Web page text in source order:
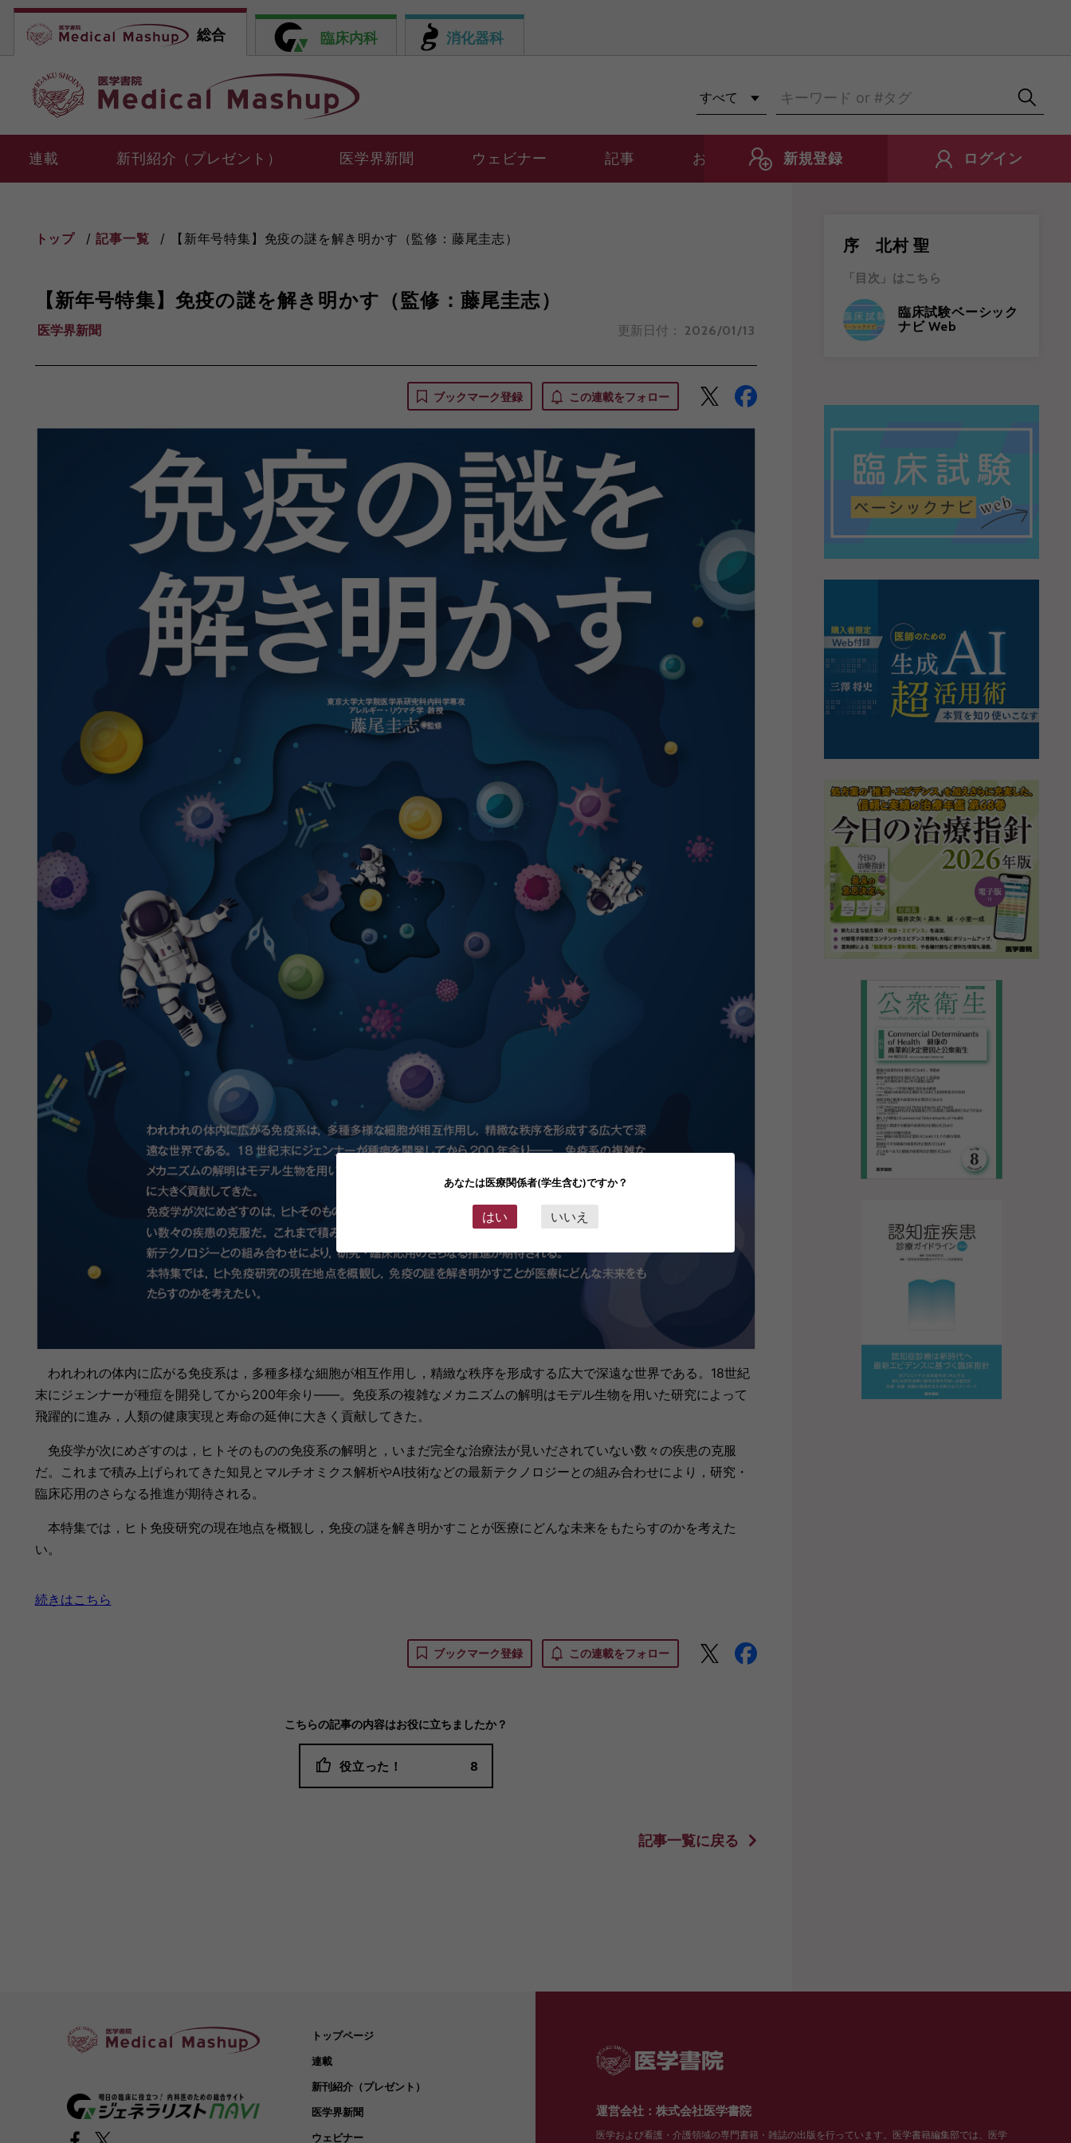
総合 臨床内科 消化器科
連載 新刊紹介（プレゼント） 医学界新聞 ウェビナー 記事 お知らせ 新規登録 ログイン
トップ 記事一覧 【新年号特集】免疫の謎を解き明かす（監修：藤尾圭志）
【新年号特集】免疫の謎を解き明かす（監修：藤尾圭志）
医学界新聞 更新日付： 2026/01/13
ブックマーク登録 この連載をフォロー
われわれの体内に広がる免疫系は，多種多様な細胞が相互作用し，精緻な秩序を形成する広大で深遠な世界である。18世紀
末にジェンナーが種痘を開発してから200年余り――。免疫系の複雑なメカニズムの解明はモデル生物を用いた研究によって
飛躍的に進み，人類の健康実現と寿命の延伸に大きく貢献してきた。
免疫学が次にめざすのは，ヒトそのものの免疫系の解明と，いまだ完全な治療法が見いだされていない数々の疾患の克服
だ。これまで積み上げられてきた知見とマルチオミクス解析やAI技術などの最新テクノロジーとの組み合わせにより，研究・
臨床応用のさらなる推進が期待される。
本特集では，ヒト免疫研究の現在地点を概観し，免疫の謎を解き明かすことが医療にどんな未来をもたらすのかを考えた
い。
続きはこちら
ブックマーク登録 この連載をフォロー
こちらの記事の内容はお役に立ちましたか？
役立った！ 8
記事一覧に戻る
序 北村 聖
「目次」はこちら
臨床試験ベーシック
ナビ Web
トップページ
連載
新刊紹介（プレゼント）
医学界新聞
ウェビナー
運営会社：株式会社医学書院
医学および看護・介護領域の専門書籍・雑誌の出版を行っています。医学書籍編集部では、医学
あなたは医療関係者(学生含む)ですか？
はい いいえ